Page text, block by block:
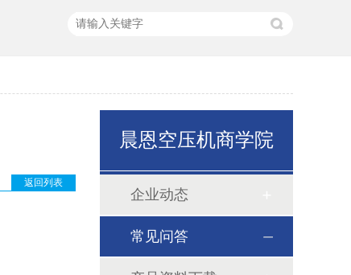
返回列表
晨恩空压机商学院
企业动态
常见问答